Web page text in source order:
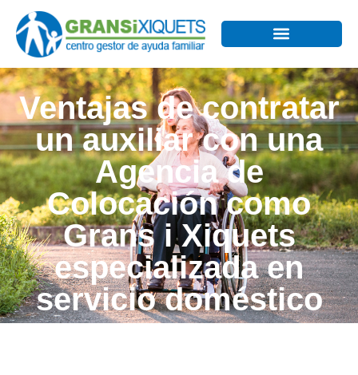
Ventajas de contratar
un auxiliar con una
Agencia de
Colocación como
Grans i Xiquets
especializada en
servicio doméstico